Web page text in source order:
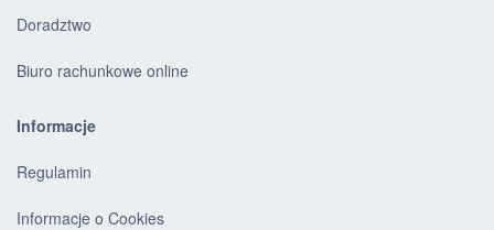
Doradztwo
Biuro rachunkowe online
Informacje
Regulamin
Informacje o Cookies